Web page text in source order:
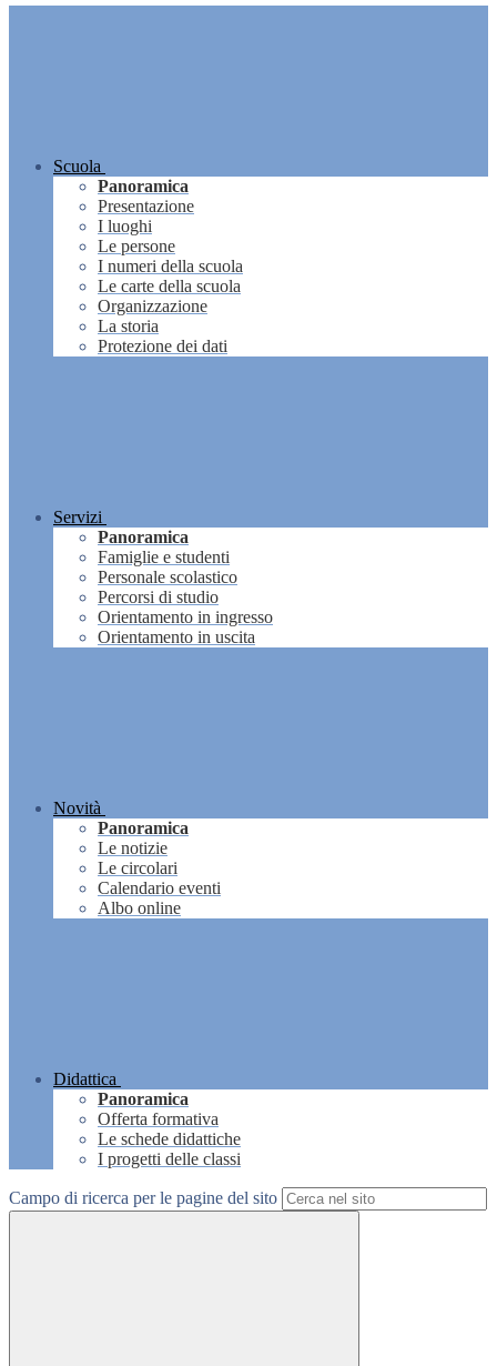
Scuola
Panoramica
Presentazione
I luoghi
Le persone
I numeri della scuola
Le carte della scuola
Organizzazione
La storia
Protezione dei dati
Servizi
Panoramica
Famiglie e studenti
Personale scolastico
Percorsi di studio
Orientamento in ingresso
Orientamento in uscita
Novità
Panoramica
Le notizie
Le circolari
Calendario eventi
Albo online
Didattica
Panoramica
Offerta formativa
Le schede didattiche
I progetti delle classi
Campo di ricerca per le pagine del sito